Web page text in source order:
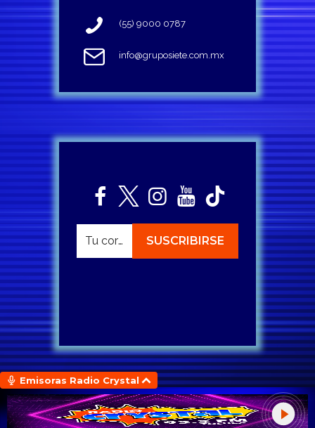
(55) 9000 0787
info@gruposiete.com.mx
Emisoras Radio Crystal